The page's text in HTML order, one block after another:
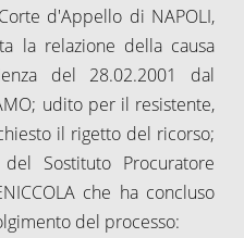
d'Appello di NAPOLI,
la relazione della causa
del 28.02.2001 dal
udito per il resistente,
il rigetto del ricorso;
Sostituto Procuratore
che ha concluso
del processo: